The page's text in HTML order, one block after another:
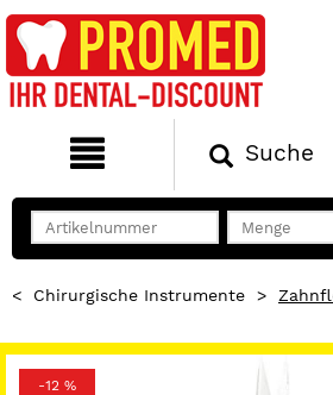
Suche
< Chirurgische Instrumente >
-12 %